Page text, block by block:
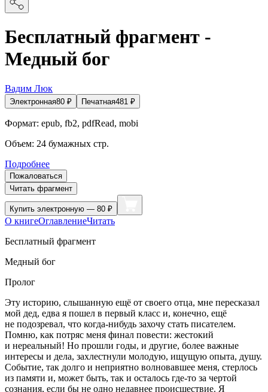
Бесплатный фрагмент -
Медный бог
Вадим Люк
Электронная80 ₽ Печатная481 ₽
Формат: epub, fb2, pdfRead, mobi
Объем: 24 бумажных стр.
Подробнее
Пожаловаться
Читать фрагмент
Купить электронную — 80 ₽
О книгеОглавлениеЧитать
Бесплатный фрагмент
Медный бог
Пролог
Эту историю, слышанную ещё от своего отца, мне пересказал
мой дед, едва я пошел в первый класс и, конечно, ещё
не подозревал, что когда-нибудь захочу стать писателем.
Помню, как потряс меня финал повести: жестокий
и нереальный! Но прошли годы, и другие, более важные
интересы и дела, захлестнули молодую, ищущую опыта, душу.
Событие, так долго и неприятно волновавшее меня, стерлось
из памяти и, может быть, так и осталось где-то за чертой
сознания, если бы не одно недавнее происшествие. Я